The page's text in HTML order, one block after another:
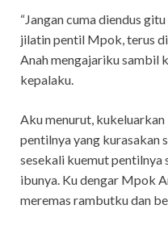
“Jangan cuma diendus
jilatin pentil Mpok, terus
Anah mengajariku sambil
kepalaku.
Aku menurut,
pentilnya yang kurasakan
sesekali kuemut pentilnya
ibunya. Ku dengar Mpok
meremas rambutku dan